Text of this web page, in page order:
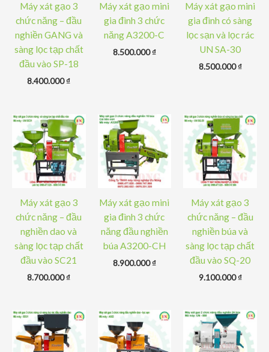
Máy xát gạo 3
chức năng – đầu
nghiền GANG và
sàng lọc tạp chất
đầu vào SP-18
8.400.000₫
Máy xát gạo mini
gia đình 3 chức
năng A3200-C
8.500.000₫
Máy xát gạo mini
gia đình có sàng
lọc sạn và lọc rác
UN SA-30
8.500.000₫
Máy xát gạo 3
chức năng – đầu
nghiền dao và
sàng lọc tạp chất
đầu vào SC21
8.700.000₫
Máy xát gạo mini
gia đình 3 chức
năng đầu nghiền
búa A3200-CH
8.900.000₫
Máy xát gạo 3
chức năng – đầu
nghiền búa và
sàng lọc tạp chất
đầu vào SQ-20
9.100.000₫